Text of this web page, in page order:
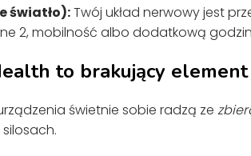
światło):Twój układ nerwowy jest
2, mobilność albo dodatkową
to brakujący element
świetnie sobie radzą ze